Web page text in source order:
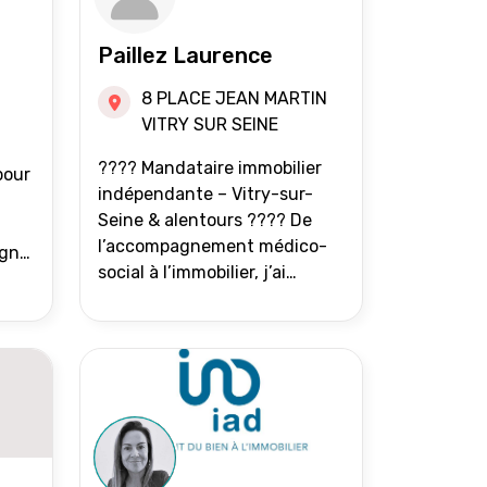
Paillez Laurence
8 PLACE JEAN MARTIN
VITRY SUR SEINE
???? Mandataire immobilier
indépendante – Vitry-sur-
Seine & alentours ???? De
l’accompagnement médico-
social à l’immobilier, j’ai
gens à avancer sereinement.
Aujourd’hui, j’accompagne
mes clients avec franchise,
écoute et énergie pour
vendre ou acheter leur bien
immobilier. ???? 300 familles
accompagnées en 8 ans, 90 %